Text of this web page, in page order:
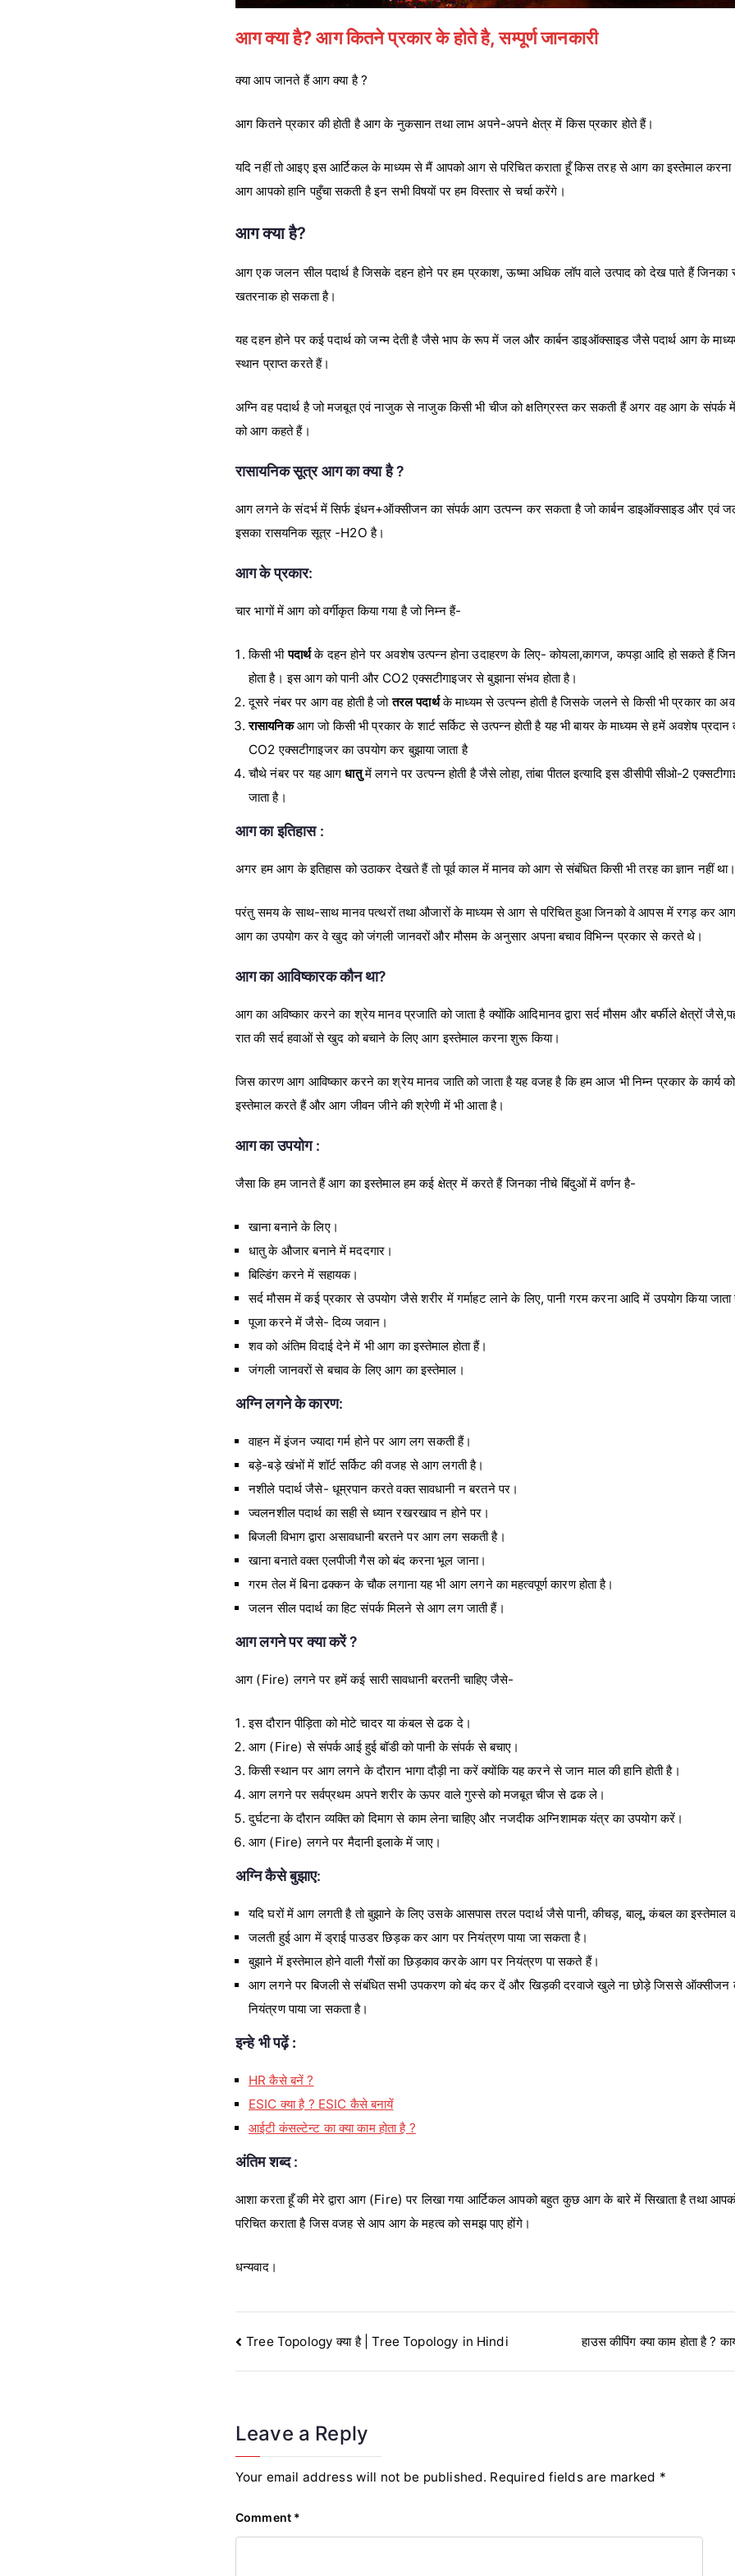
आग क्या है? आग कितने प्रकार के होते है, सम्पूर्ण जानकारी
क्या आप जानते हैं आग क्या है ?
आग कितने प्रकार की होती है आग के नुकसान तथा लाभ अपने-अपने क्षेत्र में किस प्रकार होते हैं।
यदि नहीं तो आइए इस आर्टिकल के माध्यम से मैं आपको आग से परिचित कराता हूँ किस तरह से आग का इस्तेमाल करना
आग आपको हानि पहुँचा सकती है इन सभी विषयों पर हम विस्तार से चर्चा करेंगे।
आग क्या है?
आग एक जलन सील पदार्थ है जिसके दहन होने पर हम प्रकाश, ऊष्मा अधिक लॉप वाले उत्पाद को देख पाते हैं जिनका
खतरनाक हो सकता है।
यह दहन होने पर कई पदार्थ को जन्म देती है जैसे भाप के रूप में जल और कार्बन डाइऑक्साइड जैसे पदार्थ आग के
स्थान प्राप्त करते हैं।
अग्नि वह पदार्थ है जो मजबूत एवं नाजुक से नाजुक किसी भी चीज को क्षतिग्रस्त कर सकती हैं अगर वह आग के संपर्क
को आग कहते हैं।
रासायनिक सूत्रआग का क्या है ?
आग लगने के संदर्भ में सिर्फ इंधन+ऑक्सीजन का संपर्क आग उत्पन्न कर सकता है जो कार्बन डाइऑक्साइड और एवं
इसका रासयनिक सूत्र -H2O है।
आग के प्रकार:
चार भागों में आग को वर्गीकृत किया गया है जो निम्न हैं-
किसी भीपदार्थके दहन होने पर अवशेष उत्पन्न होना उदाहरण के लिए- कोयला,कागज, कपड़ा आदि हो सकते हैं
होता है। इस आग को पानी और CO2 एक्सटीगाइजर से बुझाना संभव होता है।
दूसरे नंबर पर आग वह होती है जोतरल पदार्थके माध्यम से उत्पन्न होती है जिसके जलने से किसी भी प्रकार का
रासायनिकआग जो किसी भी प्रकार के शार्ट सर्किट से उत्पन्न होती है यह भी बायर के माध्यम से हमें अवशेष
CO2 एक्सटीगाइजर का उपयोग कर बुझाया जाता है
चौथे नंबर पर यह आगधातुमें लगने पर उत्पन्न होती है जैसे लोहा, तांबा पीतल इत्यादि इस डीसीपी सीओ-2
जाता है।
आग का इतिहास :
अगर हम आग के इतिहास को उठाकर देखते हैं तो पूर्व काल में मानव को आग से संबंधित किसी भी तरह का ज्ञान नहीं
परंतु समय के साथ-साथ मानव पत्थरों तथा औजारों के माध्यम से आग से परिचित हुआ जिनको वे आपस में रगड़ कर
आग का उपयोग कर वे खुद को जंगली जानवरों और मौसम के अनुसार अपना बचाव विभिन्न प्रकार से करते थे।
आग का आविष्कारक कौन था?
आग का अविष्कार करने का श्रेय मानव प्रजाति को जाता है क्योंकि आदिमानव द्वारा सर्द मौसम और बर्फीले क्षेत्रों
रात की सर्द हवाओं से खुद को बचाने के लिए आग इस्तेमाल करना शुरू किया।
जिस कारण आग आविष्कार करने का श्रेय मानव जाति को जाता है यह वजह है कि हम आज भी निम्न प्रकार के कार्य
इस्तेमाल करते हैं और आग जीवन जीने की श्रेणी में भी आता है।
आग का उपयोग :
जैसा कि हम जानते हैं आग का इस्तेमाल हम कई क्षेत्र में करते हैं जिनका नीचे बिंदुओं में वर्णन है-
खाना बनाने के लिए।
धातु के औजार बनाने में मददगार।
बिल्डिंग करने में सहायक।
सर्द मौसम में कई प्रकार से उपयोग जैसे शरीर में गर्माहट लाने के लिए, पानी गरम करना आदि में उपयोग किया
पूजा करने में जैसे- दिव्य जवान।
शव को अंतिम विदाई देने में भी आग का इस्तेमाल होता हैं।
जंगली जानवरों से बचाव के लिए आग का इस्तेमाल।
अग्नि लगने के कारण:
वाहन में इंजन ज्यादा गर्म होने पर आग लग सकती हैं।
बड़े-बड़े खंभों में शॉर्ट सर्किट की वजह से आग लगती है।
नशीले पदार्थ जैसे- धूम्रपान करते वक्त सावधानी न बरतने पर।
ज्वलनशील पदार्थ का सही से ध्यान रखरखाव न होने पर।
बिजली विभाग द्वारा असावधानी बरतने पर आग लग सकती है।
खाना बनाते वक्त एलपीजी गैस को बंद करना भूल जाना।
गरम तेल में बिना ढक्कन के चौक लगाना यह भी आग लगने का महत्वपूर्ण कारण होता है।
जलन सील पदार्थ का हिट संपर्क मिलने से आग लग जाती हैं।
आग लगने पर क्या करें ?
आग (Fire) लगने पर हमें कई सारी सावधानी बरतनी चाहिए जैसे-
इस दौरान पीड़िता को मोटे चादर या कंबल से ढक दे।
आग (Fire) से संपर्क आई हुई बॉडी को पानी के संपर्क से बचाए।
किसी स्थान पर आग लगने के दौरान भागा दौड़ी ना करें क्योंकि यह करने से जान माल की हानि होती है।
आग लगने पर सर्वप्रथम अपने शरीर के ऊपर वाले गुस्से को मजबूत चीज से ढक ले।
दुर्घटना के दौरान व्यक्ति को दिमाग से काम लेना चाहिए और नजदीक अग्निशामक यंत्र का उपयोग करें।
आग (Fire) लगने पर मैदानी इलाके में जाए।
अग्नि कैसे बुझाए:
यदि घरों में आग लगती है तो बुझाने के लिए उसके आसपास तरल पदार्थ जैसे पानी, कीचड़, बालू, कंबल का इस्तेमाल
जलती हुई आग में ड्राई पाउडर छिड़क कर आग पर नियंत्रण पाया जा सकता है।
बुझाने में इस्तेमाल होने वाली गैसों का छिड़काव करके आग पर नियंत्रण पा सकते हैं।
आग लगने पर बिजली से संबंधित सभी उपकरण को बंद कर दें और खिड़की दरवाजे खुले ना छोड़े जिससे
नियंत्रण पाया जा सकता है।
इन्हे भी पढ़ें :
HR कैसे बनें ?
ESIC क्या है ? ESIC कैसे बनायें
आईटी कंसल्टेन्ट का क्या काम होता है ?
अंतिम शब्द :
आशा करता हूँ की मेरे द्वारा आग (Fire) पर लिखा गया आर्टिकल आपको बहुत कुछ आग के बारे में सिखाता है तथा
परिचित कराता है जिस वजह से आप आग के महत्व को समझ पाए होंगे।
धन्यवाद।
Post
navigation
Tree Topology क्या है | Tree Topology in Hindi हाउस कीपिंग क्या काम होता है ?
Leave a Reply
Your email address will not be published. Required fields are marked *
Comment *